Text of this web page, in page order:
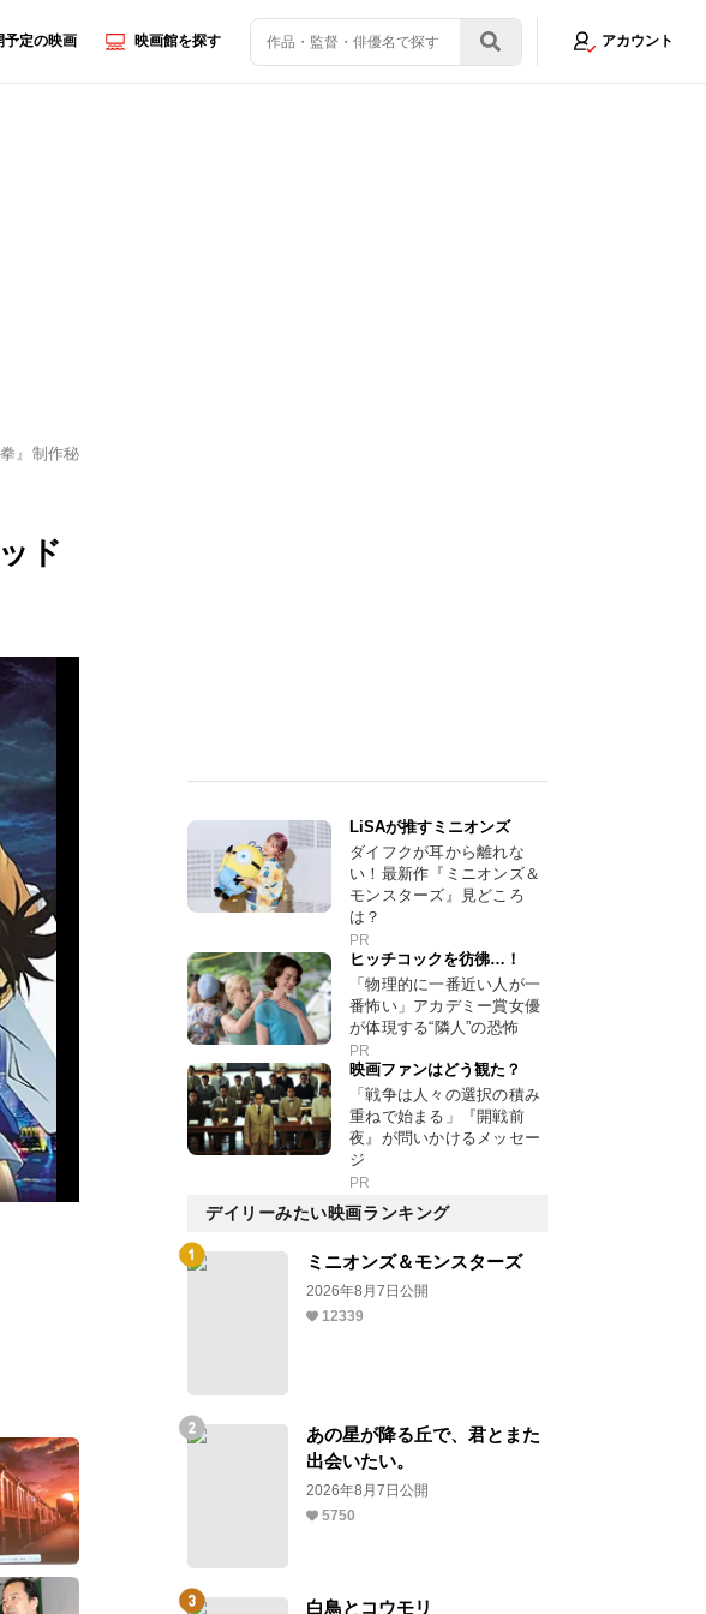
予定の映画 映画館を探す アカウント
』制作秘話に沸く！怪盗キッドの“笑い方”に表れた山口勝平のすごみ
ド
LiSAが推すミニオンズ
ダイフクが耳から離れな
い！最新作『ミニオンズ＆
モンスターズ』見どころ
は？
PR
ヒッチコックを彷彿…！
「物理的に一番近い人が一
番怖い」アカデミー賞女優
が体現する“隣人”の恐怖
PR
映画ファンはどう観た？
「戦争は人々の選択の積み
重ねで始まる」『開戦前
夜』が問いかけるメッセー
ジ
PR
デイリーみたい映画ランキング
ミニオンズ＆モンスターズ
2026年8月7日公開
12339
あの星が降る丘で、君とまた
出会いたい。
2026年8月7日公開
5750
白鳥とコウモリ